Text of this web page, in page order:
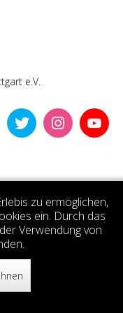
e.V.
zu ermöglichen,
ein. Durch das
Verwendung von